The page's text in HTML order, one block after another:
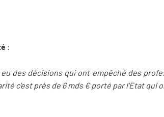
:
eu des décisions qui ont empêché des
c'est près de 6 mds € porté par l'Etat qui